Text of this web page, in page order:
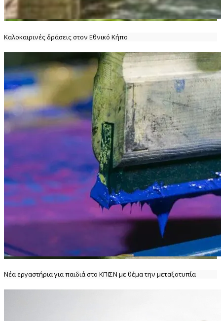
Καλοκαιρινές δράσεις στον Εθνικό Κήπο
Νέα εργαστήρια για παιδιά στο ΚΠΙΣΝ με θέμα την μεταξοτυπία